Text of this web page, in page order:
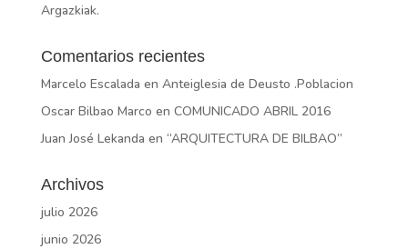
Argazkiak.
Comentarios recientes
Marcelo Escalada en Anteiglesia de Deusto .Poblacion
Oscar Bilbao Marco en COMUNICADO ABRIL 2016
Juan José Lekanda en “ARQUITECTURA DE BILBAO”
Archivos
julio 2026
junio 2026